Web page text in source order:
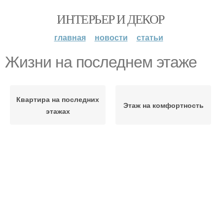
ИНТЕРЬЕР И ДЕКОР
главная новости статьи
Жизни на последнем этаже
Квартира на последних
этажах
Этаж на комфортность